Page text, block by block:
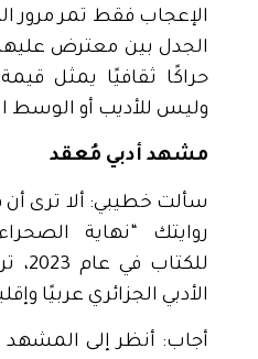
الإعجاب فقط تمر مرور
الجدل بين معترض
حراكًا ثقافيًا يمثل
وليس للأديب أو الوسط
مشهد أدبي مُعقد
سألت خطيبي: ألا ترى أن
روايتك “نهاية
الأدبي الجزائري عربيًا
أجاب: أنظر إلى المشهد